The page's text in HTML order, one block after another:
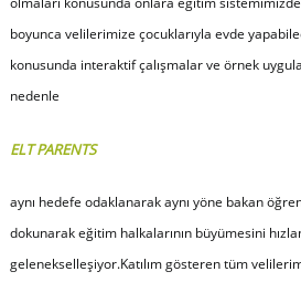
boyunca velilerimize çocuklarıyla evde
konusunda interaktif çalışmalar ve örnek
nedenle
ELT PARENTS
aynı hedefe odaklanarak aynı yöne bakan
dokunarak eğitim halkalarının büyümesini
gelenekselleşiyor.Katılım gösteren tüm